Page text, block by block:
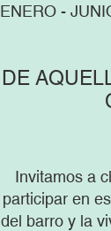
ENERO -
DE
Invitamos a
participar en
del barro y la